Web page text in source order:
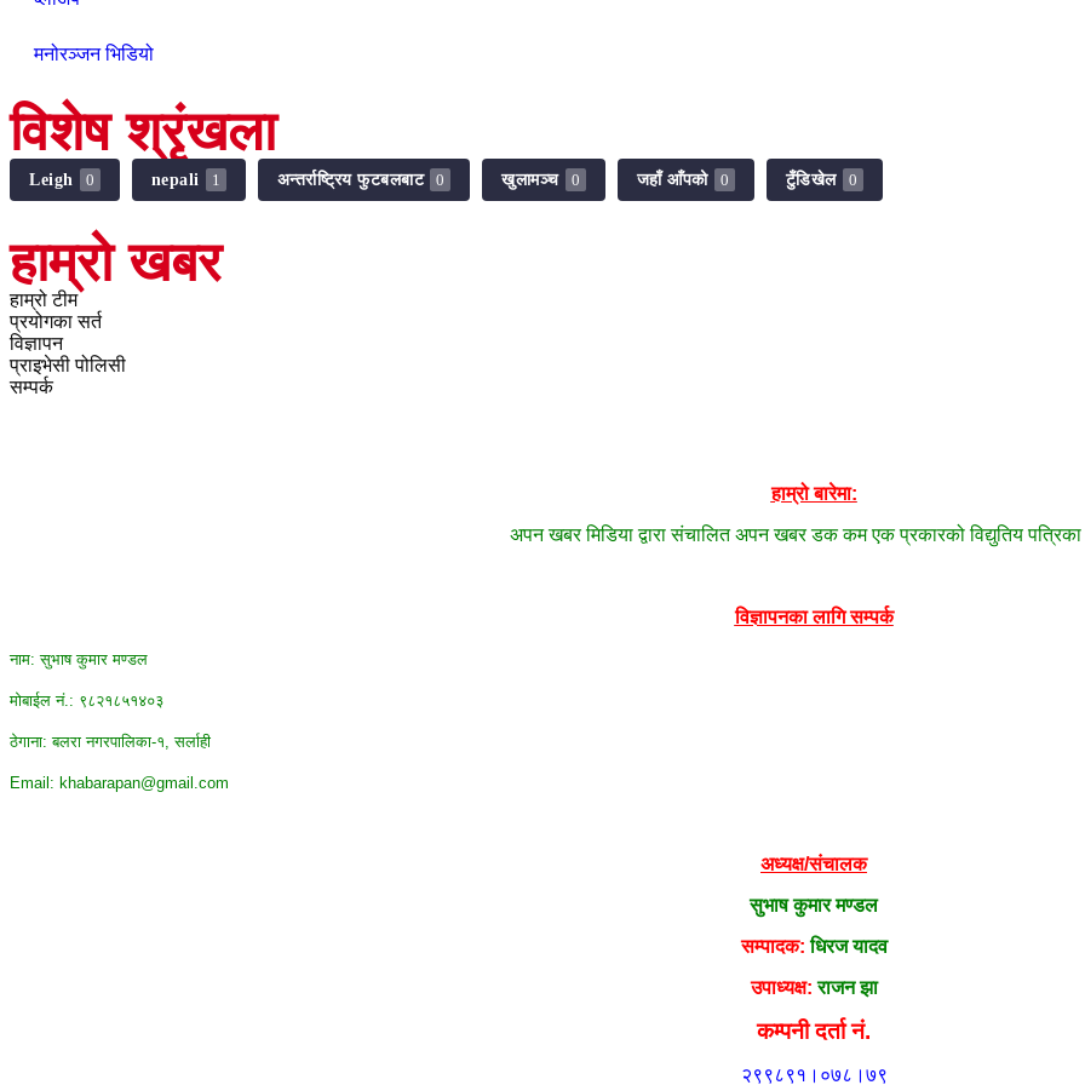
मनोरञ्जन भिडियो
विशेष श्रृंखला
Leigh 0 nepali 1 अन्तर्राष्ट्रिय फुटबलबाट 0 खुलामञ्च 0 जहाँ आँपको 0 टुँडिखेल 0
हाम्रो खबर
हाम्रो टीम
प्रयोगका सर्त
विज्ञापन
प्राइभेसी पोलिसी
सम्पर्क
हाम्रो बारेमा:
अपन खबर मिडिया द्वारा संचालित अपन खबर डक कम एक प्रकारको विद्युतिय पत्रिका
विज्ञापनका लागि सम्पर्क
नाम: सुभाष कुमार मण्डल
मोबाईल न‌ं.: ९८२१८५१४०३
ठेगाना: बलरा नगरपालिका-१, सर्लाही
Email: khabarapan@gmail.com
अध्यक्ष/संचालक
सुभाष कुमार मण्डल
सम्पादक: धिरज यादव
उपाध्यक्ष: राजन झा
कम्पनी दर्ता नं.
२९९८९१।०७८।७९